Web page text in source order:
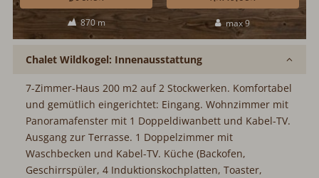
870 m max 9
Chalet Wildkogel: Innenausstattung
7-Zimmer-Haus 200 m2 auf 2 Stockwerken. Komfortabel
und gemütlich eingerichtet: Eingang. Wohnzimmer mit
Panoramafenster mit 1 Doppeldiwanbett und Kabel-TV.
Ausgang zur Terrasse. 1 Doppelzimmer mit
Waschbecken und Kabel-TV. Küche (Backofen,
Geschirrspüler, 4 Induktionskochplatten, Toaster,